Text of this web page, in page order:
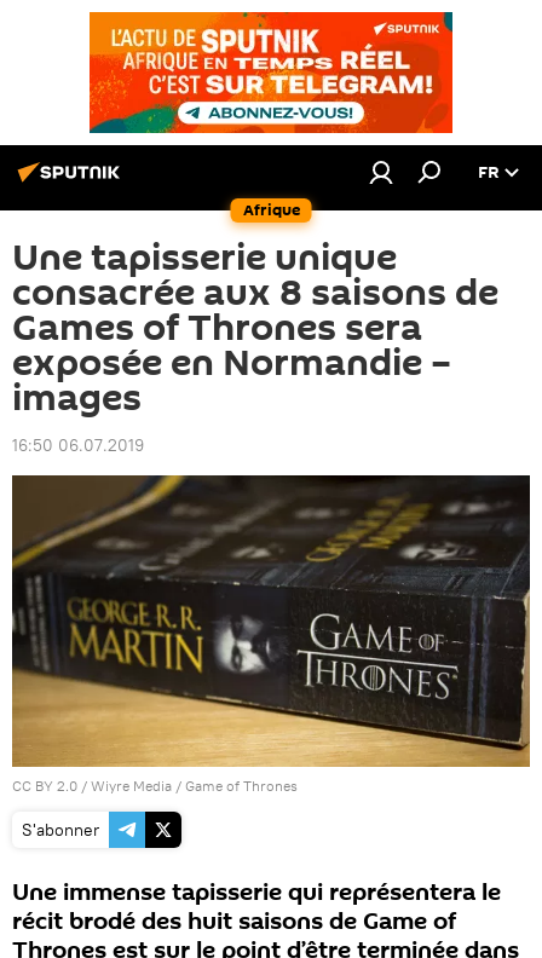
Afrique
FR
Une tapisserie unique
consacrée aux 8 saisons de
Games of Thrones sera
exposée en Normandie –
images
16:50 06.07.2019
CC BY 2.0 / Wiyre Media / Game of Thrones
S'abonner
Une immense tapisserie qui représentera le
récit brodé des huit saisons de Game of
Thrones est sur le point d’être terminée dans